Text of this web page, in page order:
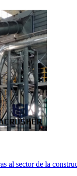
al sector de la